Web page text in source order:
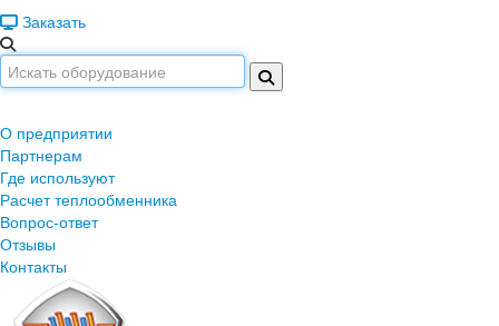
Заказать
О предприятии
Партнерам
Где используют
Расчет теплообменника
Вопрос-ответ
Отзывы
Контакты